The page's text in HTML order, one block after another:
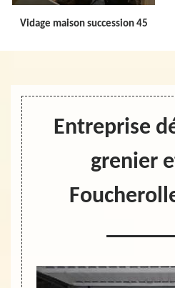
Vidage maison succession 45
Entreprise
grenier